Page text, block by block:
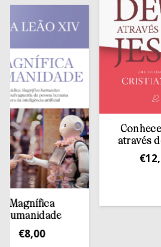
8,00
Conhecer
através de
12,00